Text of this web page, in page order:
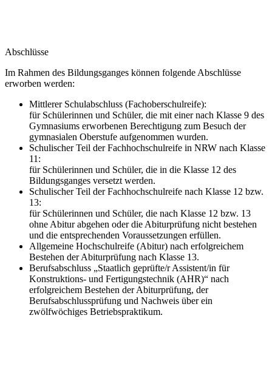
Abschlüsse
Im Rahmen des Bildungsganges können folgende Abschlüsse
erworben werden:
Mittlerer Schulabschluss (Fachoberschulreife):
für Schülerinnen und Schüler, die mit einer nach Klasse 9 des
Gymnasiums erworbenen Berechtigung zum Besuch der
gymnasialen Oberstufe aufgenommen wurden.
Schulischer Teil der Fachhochschulreife in NRW nach Klasse
11:
für Schülerinnen und Schüler, die in die Klasse 12 des
Bildungsganges versetzt werden.
Schulischer Teil der Fachhochschulreife nach Klasse 12 bzw.
13:
für Schülerinnen und Schüler, die nach Klasse 12 bzw. 13
ohne Abitur abgehen oder die Abiturprüfung nicht bestehen
und die entsprechenden Voraussetzungen erfüllen.
Allgemeine Hochschulreife (Abitur) nach erfolgreichem
Bestehen der Abiturprüfung nach Klasse 13.
Berufsabschluss „Staatlich geprüfte/r Assistent/in für
Konstruktions- und Fertigungstechnik (AHR)“ nach
erfolgreichem Bestehen der Abiturprüfung, der
Berufsabschlussprüfung und Nachweis über ein
zwölfwöchiges Betriebspraktikum.